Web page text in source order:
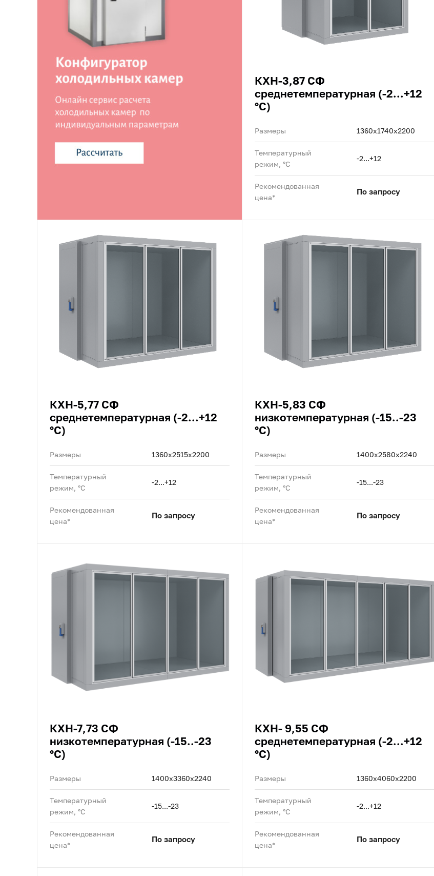
КХН-3,87 СФ
среднетемпературная (-2...+12
°C)
Размеры 1360x1740x2200
Температурный
режим, °C
-2...+12
Рекомендованная
цена*
По запросу
КХН-5,77 СФ
среднетемпературная (-2...+12
°C)
Размеры 1360x2515x2200
Температурный
режим, °C
-2...+12
Рекомендованная
цена*
По запросу
КХН-5,83 СФ
низкотемпературная (-15..-23
°C)
Размеры 1400x2580x2240
Температурный
режим, °C
-15...-23
Рекомендованная
цена*
По запросу
КХН-7,73 СФ
низкотемпературная (-15..-23
°C)
Размеры 1400x3360x2240
Температурный
режим, °C
-15...-23
Рекомендованная
цена*
По запросу
КХН- 9,55 СФ
среднетемпературная (-2...+12
°C)
Размеры 1360x4060x2200
Температурный
режим, °C
-2...+12
Рекомендованная
цена*
По запросу